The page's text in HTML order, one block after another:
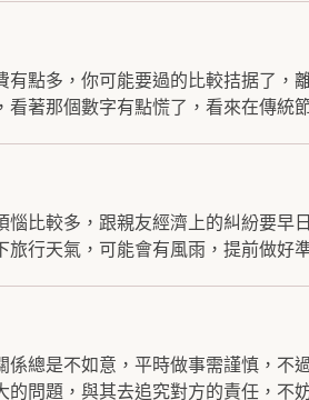
有點多，你可能要過的比較拮据了
看著那個數字有點慌了，看來在傳統
惱比較多，跟親友經濟上的糾紛要
旅行天氣，可能會有風雨，提前做好
係總是不如意，平時做事需謹慎，
的問題，與其去追究對方的責任，不